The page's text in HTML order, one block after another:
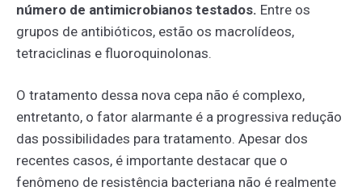
número de antimicrobianos testados. Entre os
grupos de antibióticos, estão os macrolídeos,
tetraciclinas e fluoroquinolonas.
O tratamento dessa nova cepa não é complexo,
entretanto, o fator alarmante é a progressiva redução
das possibilidades para tratamento. Apesar dos
recentes casos, é importante destacar que o
fenômeno de resistência bacteriana não é realmente